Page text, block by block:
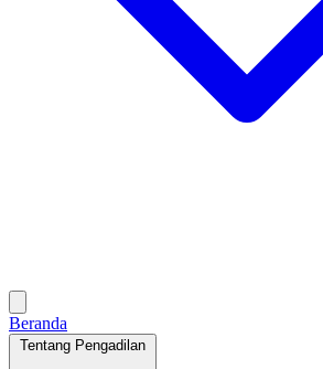
Beranda
Tentang Pengadilan